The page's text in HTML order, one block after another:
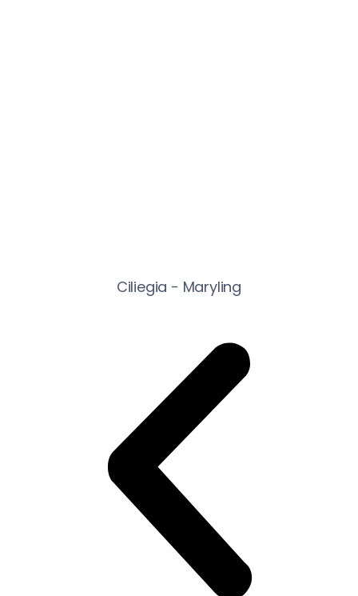
Ciliegia - Maryling